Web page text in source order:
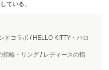
ている。
ドコラボ / HELLO KITTY・ハロ
指輪・リング/ レディースの指